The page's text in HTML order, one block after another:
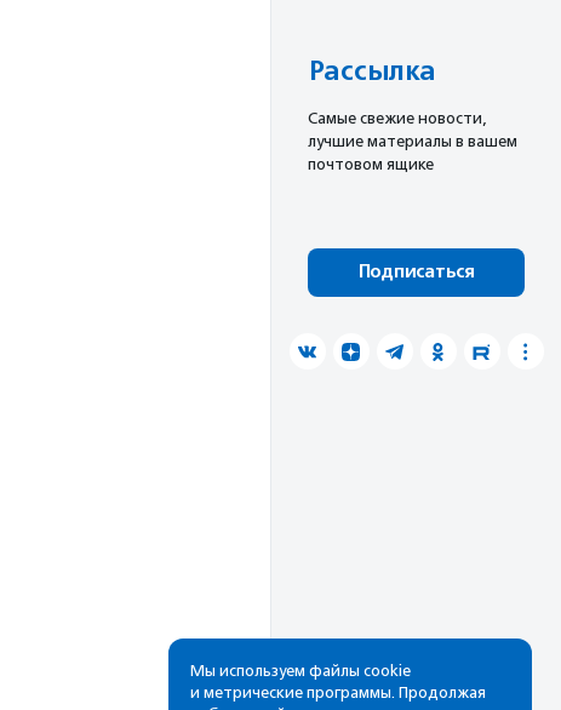
Рассылка
Cамые свежие новости,
лучшие материалы в вашем
почтовом ящике
Подписаться
Мы используем файлы cookie
и метрические программы. Продолжая